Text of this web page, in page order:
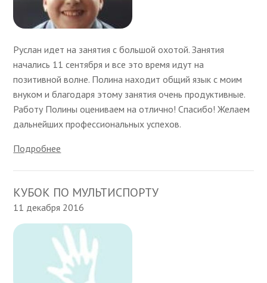
Руслан идет на занятия с большой охотой. Занятия
начались 11 сентября и все это время идут на
позитивной волне. Полина находит общий язык с моим
внуком и благодаря этому занятия очень продуктивные.
Работу Полины оцениваем на отлично! Спасибо! Желаем
дальнейших профессиональных успехов.
Подробнее
КУБОК ПО МУЛЬТИСПОРТУ
11 декабря 2016